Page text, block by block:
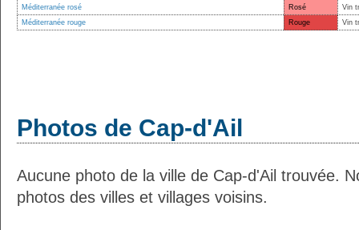
Méditerranée rosé Rosé
Vin
Méditerranée rouge
Rouge Vin
Photos de Cap-d'Ail
Aucune photo de la ville de Cap-d'Ail trouvée.
photos des villes et villages voisins.